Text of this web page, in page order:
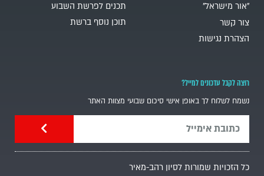
"אור מישראל"
צור קשר
הצהרת נגישות
תכנים לפרשת השבוע
תוכן נוסף ברשת
רוצה לקבל עדכונים למייל?
נשמח לשלוח לך באופן אישי סיכום שבועי מצוות האתר
כל הזכויות שמורות לסיון רהב-מאיר